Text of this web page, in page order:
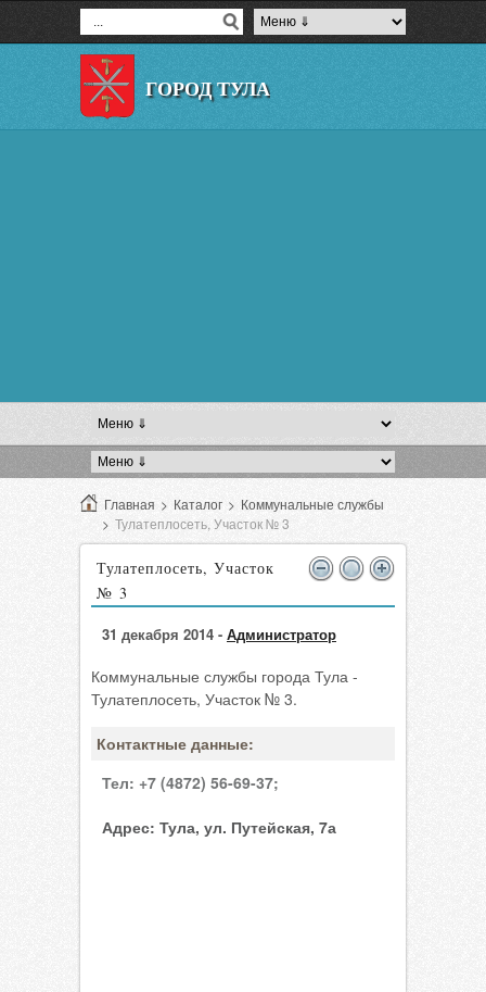
ГОРОД ТУЛА
Главная > Каталог > Коммунальные службы
> Тулатеплосеть, Участок № 3
Тулатеплосеть, Участок
№ 3
31 декабря 2014 - Администратор
Коммунальные службы города Тула -
Тулатеплосеть, Участок № 3.
Контактные данные:
Тел: +7 (4872) 56-69-37;
Адрес: Тула, ул. Путейская, 7а